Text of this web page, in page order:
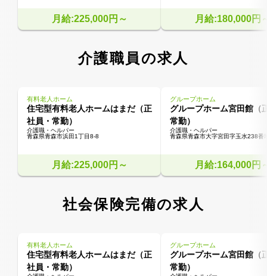
月給:225,000円～ 月給:180,000円
介護職員の求人
有料老人ホーム
住宅型有料老人ホームはまだ（正
社員・常勤）
介護職・ヘルパー
青森県青森市浜田1丁目8-8
月給:225,000円～
グループホーム
グループホーム宮田館（
常勤）
介護職・ヘルパー
青森県青森市大字宮田字玉水238番
月給:164,000円
社会保険完備の求人
有料老人ホーム
住宅型有料老人ホームはまだ（正
社員・常勤）
グループホーム
グループホーム宮田館（
常勤）